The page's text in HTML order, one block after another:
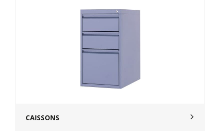
CAISSONS